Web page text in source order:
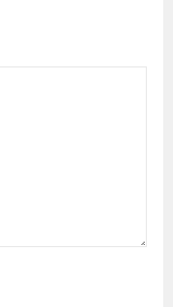
ВФСК ГТО️⁣⁣⠀Те,